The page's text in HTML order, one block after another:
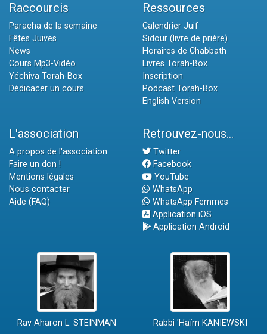
Raccourcis
Paracha de la semaine
Fêtes Juives
News
Cours Mp3-Vidéo
Yéchiva Torah-Box
Dédicacer un cours
Ressources
Calendrier Juif
Sidour (livre de prière)
Horaires de Chabbath
Livres Torah-Box
Inscription
Podcast Torah-Box
English Version
L'association
A propos de l'association
Faire un don !
Mentions légales
Nous contacter
Aide (FAQ)
Retrouvez-nous...
Twitter
Facebook
YouTube
WhatsApp
WhatsApp Femmes
Application iOS
Application Android
Rav Aharon L. STEINMAN Rabbi 'Haïm KANIEWSKI